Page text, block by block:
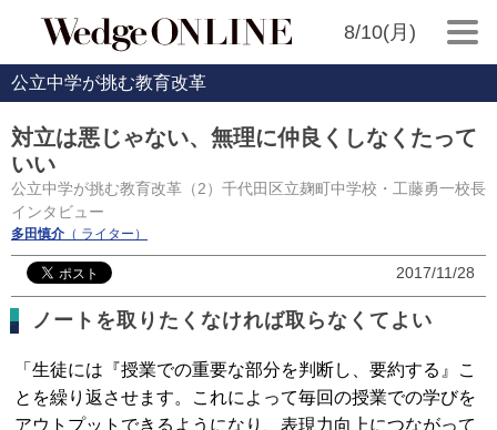
8/10(月)
公立中学が挑む教育改革
対立は悪じゃない、無理に仲良くしなくたって
いい
公立中学が挑む教育改革（2）千代田区立麹町中学校・工藤勇一校長
インタビュー
多田慎介 （ ライター）
2017/11/28
ノートを取りたくなければ取らなくてよい
「生徒には『授業での重要な部分を判断し、要約する』こ
とを繰り返させます。これによって毎回の授業での学びを
アウトプットできるようになり、表現力向上につながって